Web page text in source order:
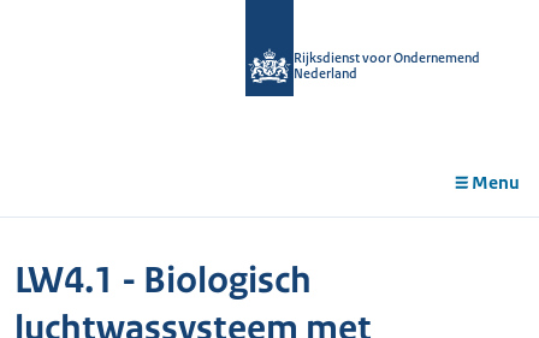
Rijksdienst voor Ondernemend
Nederland
Menu
LW4.1 - Biologisch
luchtwassysteem met